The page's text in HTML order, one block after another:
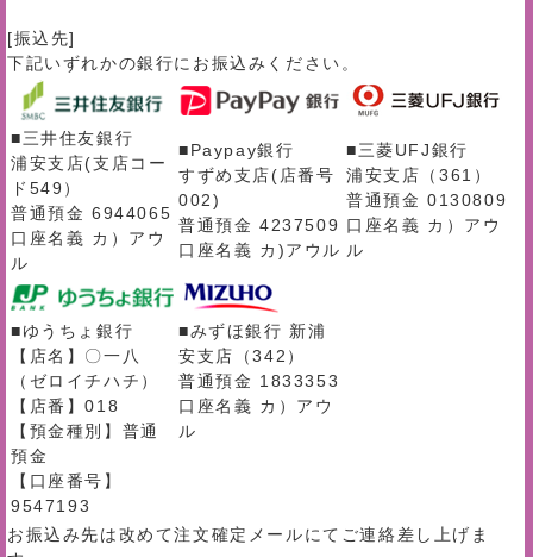
[振込先]
下記いずれかの銀行にお振込みください。
■三井住友銀行
浦安支店(支店コー
ド549）
普通預金 6944065
口座名義 カ）アウ
ル
■Paypay銀行
すずめ支店(店番号
002)
普通預金 4237509
口座名義 カ)アウル
■三菱UFJ銀行
浦安支店（361）
普通預金 0130809
口座名義 カ）アウ
ル
■ゆうちょ銀行
【店名】〇一八
（ゼロイチハチ）
【店番】018
【預金種別】普通
預金
【口座番号】
9547193
■みずほ銀行 新浦
安支店（342）
普通預金 1833353
口座名義 カ）アウ
ル
お振込み先は改めて注文確定メールにてご連絡差し上げま